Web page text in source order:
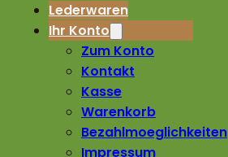
Lederwaren
Ihr Konto
Zum Konto
Kontakt
Kasse
Warenkorb
Bezahlmoeglichkeiten
Impressum